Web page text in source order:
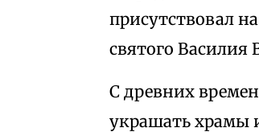
присутствовал
святого Василия
С древних
украшать храмы